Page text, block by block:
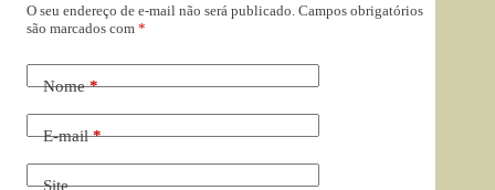
O seu endereço de e-mail não será publicado. Campos obrigatórios
são marcados com *
Nome*
E-mail*
Site